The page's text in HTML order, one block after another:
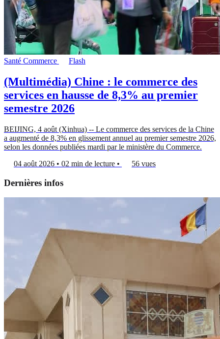
Santé Commerce Flash
(Multimédia) Chine : le commerce des
services en hausse de 8,3% au premier
semestre 2026
BEIJING, 4 août (Xinhua) -- Le commerce des services de la Chine
a augmenté de 8,3% en glissement annuel au premier semestre 2026,
selon les données publiées mardi par le ministère du Commerce.
04 août 2026 • 02 min de lecture • 56 vues
Dernières infos